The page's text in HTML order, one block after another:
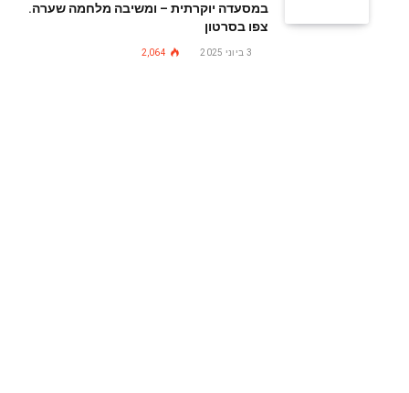
במסעדה יוקרתית – ומשיבה מלחמה שערה.
צפו בסרטון
3 ביוני 2025 2,064